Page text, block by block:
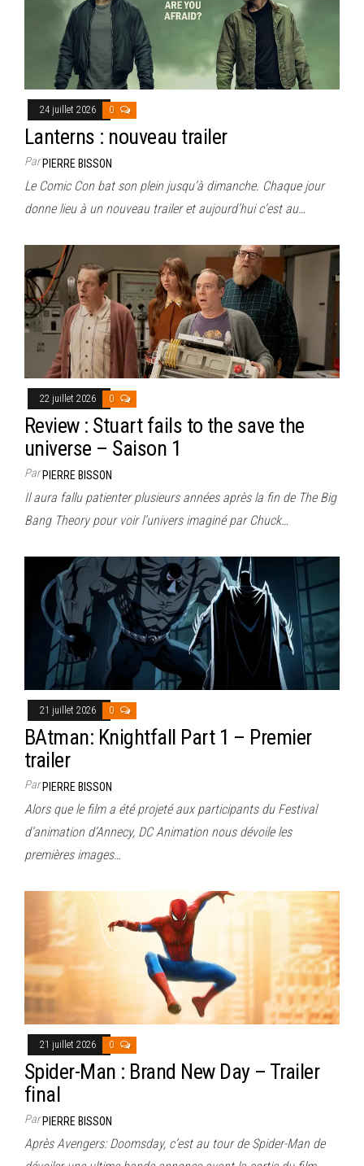
24 juillet 2026 0
Lanterns : nouveau trailer
ParPIERRE BISSON
Le Comic Con bat son plein jusqu’à dimanche. Chaque jour
donne lieu à un nouveau trailer et aujourd’hui c’est au…
22 juillet 2026 0
Review : Stuart fails to the save the
universe – Saison 1
ParPIERRE BISSON
Il aura fallu patienter plusieurs années après la fin de The Big
Bang Theory pour voir l’univers imaginé par Chuck…
21 juillet 2026 0
BAtman: Knightfall Part 1 – Premier
trailer
ParPIERRE BISSON
Alors que le film a été projeté aux participants du Festival
d’animation d’Annecy, DC Animation nous dévoile les
premières images…
21 juillet 2026 0
Spider-Man : Brand New Day – Trailer
final
ParPIERRE BISSON
Après Avengers: Doomsday, c’est au tour de Spider-Man de